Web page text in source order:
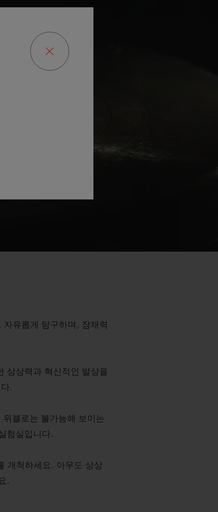
유롭게 탐구하며, 잠재력
상상력과 혁신적인 발상을
.
블로는 불가능해 보이는
험실입니다.
개척하세요. 아무도 상상
.